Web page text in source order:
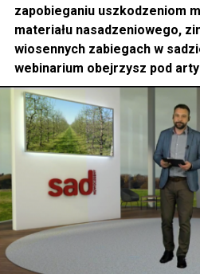
zapobieganiu uszkodzeniom
materiału nasadzeniowego,
wiosennych zabiegach w
webinarium obejrzysz pod